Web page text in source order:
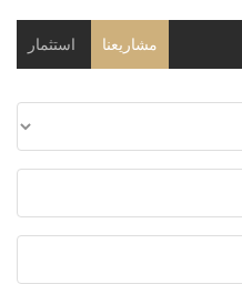
مشاريعنا استثمار